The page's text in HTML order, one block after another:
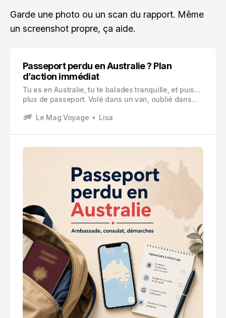
Garde une photo ou un scan du rapport. Même
un screenshot propre, ça aide.
Passeport perdu en Australie ? Plan
d’action immédiat
Tu es en Australie, tu te balades tranquille, et puis…
plus de passeport. Volé dans un van, oublié dans
d’un sac de plage. Ça arrive plus souvent qu’on le
Le Mag Voyage Lisa